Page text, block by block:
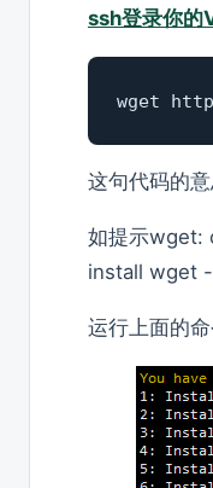
ssh登录你的
wget
这句代码的
如提示wget:
install wget -
运行上面的命